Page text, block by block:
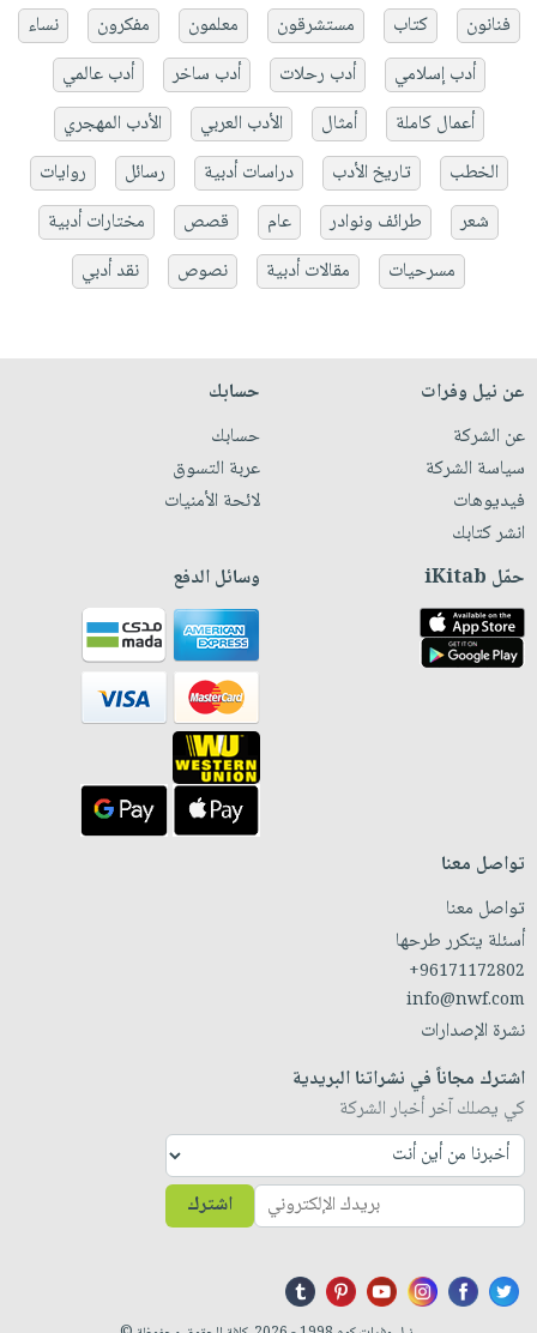
فنانون
كتاب مستشرقون معلمون مفكرون
نساء
أدب إسلامي
أدب رحلات أدب ساخر
أدب عالمي
أعمال كاملة
أمثال الأدب العربي
الأدب المهجري
الخطب
تاريخ الأدب دراسات أدبية رسائل
روايات
شعر
طرائف ونوادر عام قصص
مختارات أدبية
مسرحيات
مقالات أدبية نصوص نقد أدبي
عن نيل وفرات
عن الشركة
سياسة الشركة
فيديوهات
انشر كتابك
حسابك
حسابك
عربة التسوق
لائحة الأمنيات
حمّل iKitab وسائل الدفع
تواصل معنا
تواصل معنا
أسئلة يتكرر طرحها
+96171172802
info@nwf.com
نشرة الإصدارات
اشترك مجاناً في نشراتنا البريدية
كي يصلك آخر أخبار الشركة
اشترك